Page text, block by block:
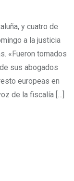
y cuatro de
a la justicia
«Fueron tomados
sus abogados
europeas en
de la fiscalía […]